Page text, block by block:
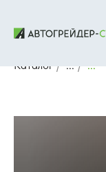
Каталог / ... / ...